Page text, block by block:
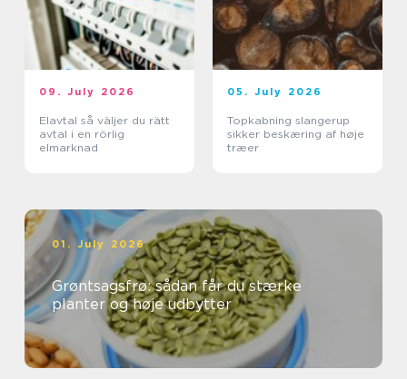
09. July 2026
Elavtal så väljer du rätt
avtal i en rörlig
elmarknad
05. July 2026
Topkabning slangerup
sikker beskæring af høje
træer
01. July 2026
Grøntsagsfrø: sådan får du stærke
planter og høje udbytter